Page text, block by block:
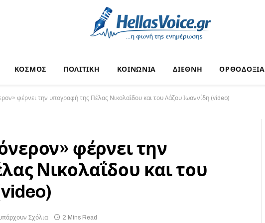
ΚΟΣΜΟΣ ΠΟΛΙΤΙΚΗ ΚΟΙΝΩΝΙΑ ΔΙΕΘΝΗ ΟΡΘΟΔΟΞΙΑ
φέρνει την υπογραφή της Πέλας Νικολαΐδου και του Λάζου Ιωαννίδη (video)
φέρνει την
Νικολαΐδου και του
Σχόλια 2 Mins Read